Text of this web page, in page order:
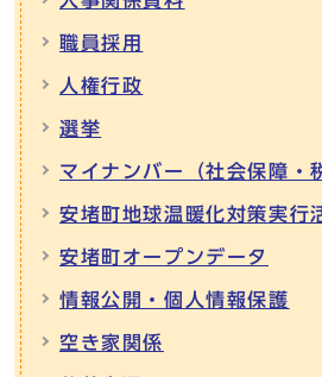
職員採用
人権行政
選挙
マイナンバー（社会保障・
安堵町地球温暖化対策実行
安堵町オープンデータ
情報公開・個人情報保護
空き家関係